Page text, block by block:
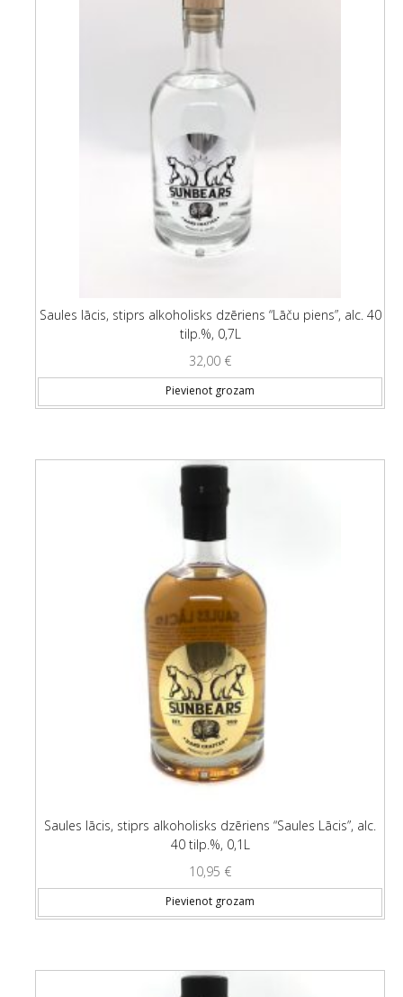
Saules lācis, stiprs alkoholisks dzēriens “Lāču piens”, alc. 40
tilp.%, 0,7L
32,00 €
Pievienot grozam
Saules lācis, stiprs alkoholisks dzēriens “Saules Lācis”, alc.
40 tilp.%, 0,1L
10,95 €
Pievienot grozam